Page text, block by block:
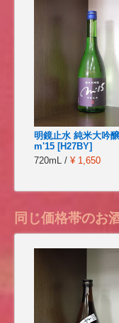
明鏡止水 純米大吟醸
m'15 [H27BY]
720mL / ¥ 1,650
同じ価格帯のお